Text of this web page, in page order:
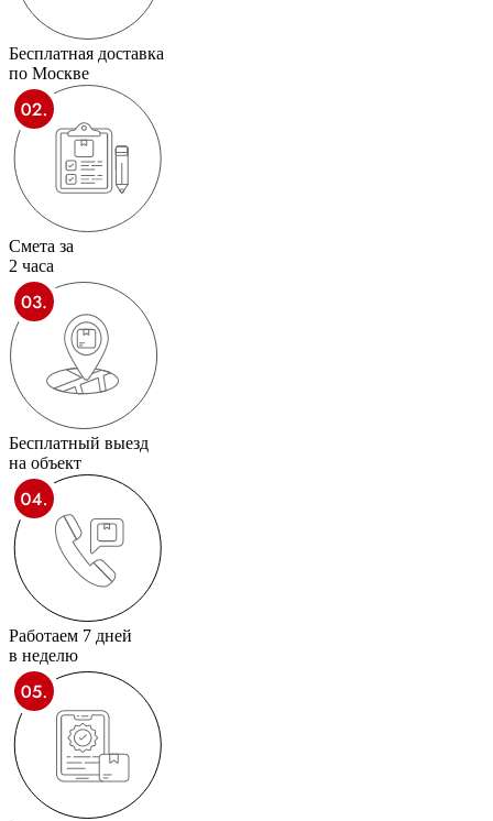
Бесплатная доставка
по Москве
Смета за
2 часа
Бесплатный выезд
на объект
Работаем 7 дней
в неделю